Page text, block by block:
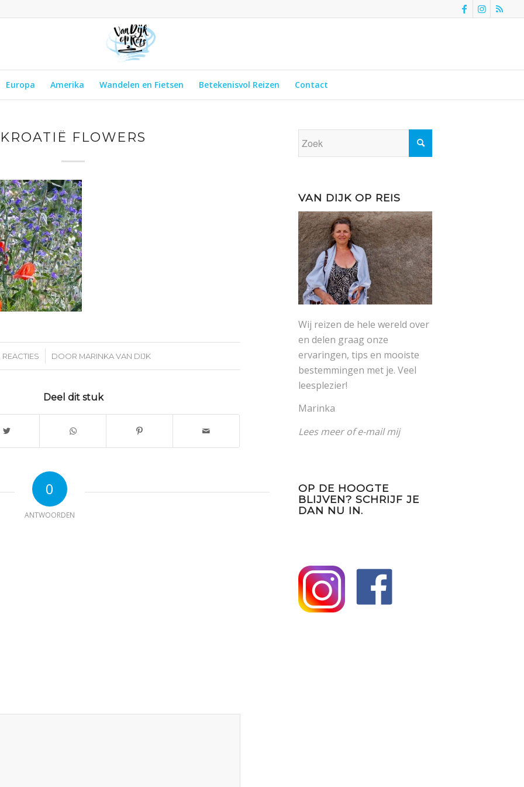
Europa Amerika Wandelen en Fietsen Betekenisvol Reizen Contact
KROATIË FLOWERS
REACTIES
/ DOOR MARINKA VAN DIJK
Deel dit stuk
0
ANTWOORDEN
VAN DIJK OP REIS
Wij reizen de hele wereld over
en delen graag onze
ervaringen, tips en mooiste
bestemmingen met je. Veel
leesplezier!
Marinka
Lees meerofe-mail mij
OP DE HOOGTE
BLIJVEN? SCHRIJF JE
DAN NU IN.